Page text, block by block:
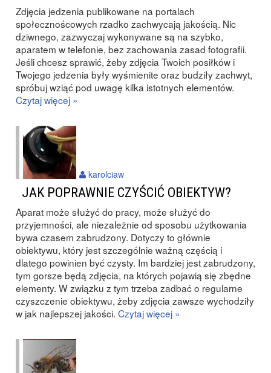
Zdjęcia jedzenia publikowane na portalach
społecznoścowych rzadko zachwycają jakością. Nic
dziwnego, zazwyczaj wykonywane są na szybko,
aparatem w telefonie, bez zachowania zasad fotografii.
Jeśli chcesz sprawić, żeby zdjęcia Twoich posiłków i
Twojego jedzenia były wyśmienite oraz budziły zachwyt,
spróbuj wziąć pod uwagę kilka istotnych elementów.
Czytaj więcej »
JAK POPRAWNIE CZYŚCIĆ OBIEKTYW?
Aparat może służyć do pracy, może służyć do
przyjemności, ale niezależnie od sposobu użytkowania
bywa czasem zabrudzony. Dotyczy to głównie
obiektywu, który jest szczególnie ważną częścią i
dlatego powinien być czysty. Im bardziej jest zabrudzony,
tym gorsze będą zdjęcia, na których pojawią się zbędne
elementy. W związku z tym trzeba zadbać o regularne
czyszczenie obiektywu, żeby zdjęcia zawsze wychodziły
w jak najlepszej jakości. Czytaj więcej »
karolciaw